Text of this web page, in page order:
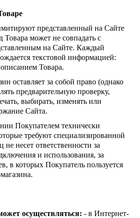
представленный на Сайте
Товара может не совпадать с
на Сайте. Каждый
текстовой информацией:
Товара.
оставляет за собой право (однако
предварительную проверку,
выбирать, изменять или
Сайта.
Покупателем технически
требуют специализированной
несет ответственности за
и использования, за
в которых Покупатель пользуется
осуществляться: - в Интернет-